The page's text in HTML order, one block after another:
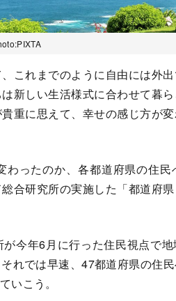
これまでのように自由には外
新しい生活様式に合わせて暮
重に思えて、幸せの感じ方が
ったのか、各都道府県の住民
合研究所の実施した「都道府
今年6月に行った住民視点で
れでは早速、47都道府県の住
いこう。